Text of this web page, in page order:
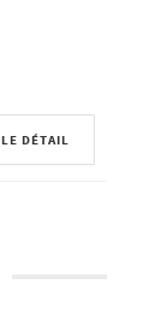
DÉTAIL